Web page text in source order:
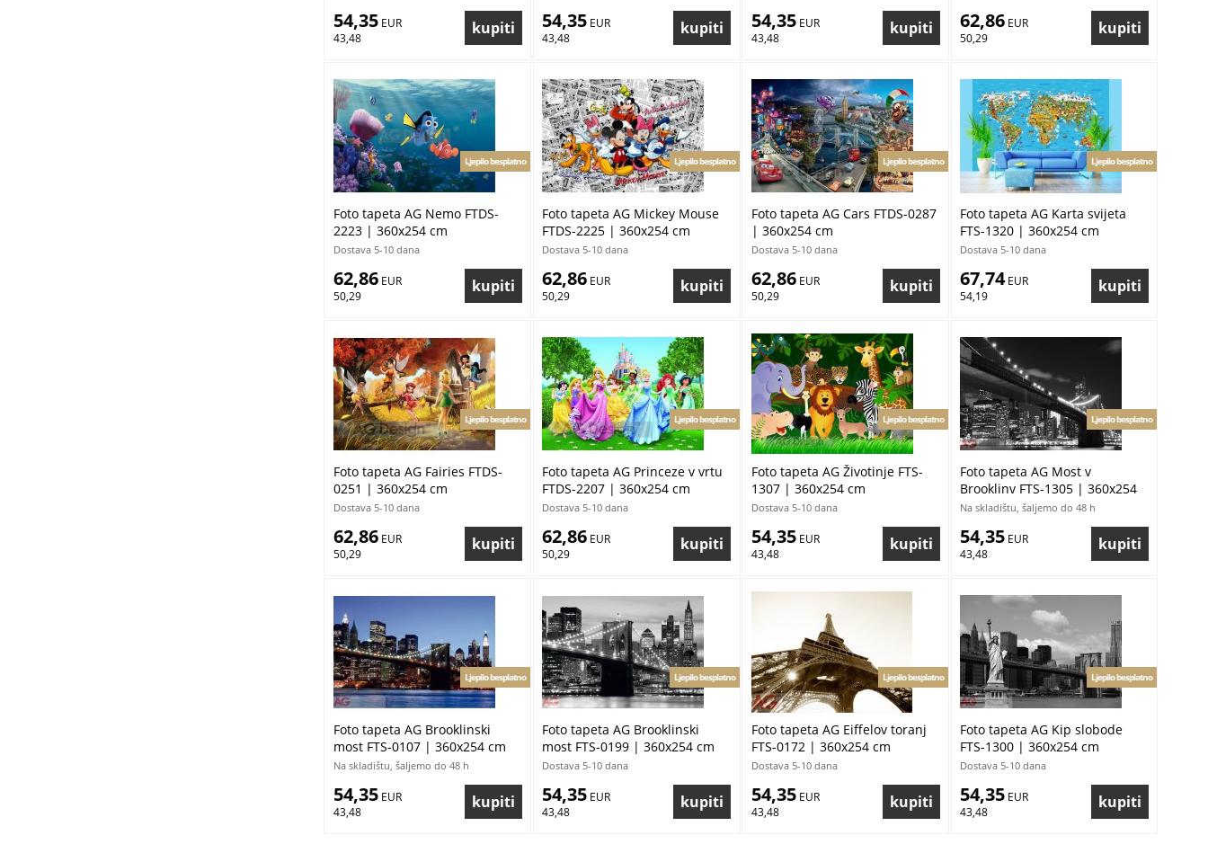
54,35 EUR
43,48
54,35 EUR
43,48
54,35 EUR
43,48
62,86 EUR
50,29
Foto tapeta AG Nemo FTDS-
2223 | 360x254 cm
Ljepilo besplatno
Dostava 5-10 dana
62,86 EUR
50,29
Foto tapeta AG Mickey Mouse
FTDS-2225 | 360x254 cm
Ljepilo besplatno
Dostava 5-10 dana
62,86 EUR
50,29
Foto tapeta AG Cars FTDS-0287
| 360x254 cm
Ljepilo besplatno
Dostava 5-10 dana
62,86 EUR
50,29
Foto tapeta AG Karta svijeta
FTS-1320 | 360x254 cm
Ljepilo besplatno
Dostava 5-10 dana
67,74 EUR
54,19
Foto tapeta AG Fairies FTDS-
0251 | 360x254 cm
Ljepilo besplatno
Dostava 5-10 dana
62,86 EUR
50,29
Foto tapeta AG Princeze v vrtu
FTDS-2207 | 360x254 cm
Ljepilo besplatno
Dostava 5-10 dana
62,86 EUR
50,29
Foto tapeta AG Životinje FTS-
1307 | 360x254 cm
Ljepilo besplatno
Dostava 5-10 dana
54,35 EUR
43,48
Foto tapeta AG Most v
Brooklinv FTS-1305 | 360x254
cm
Ljepilo besplatno
Na skladištu, šaljemo do 48 h
54,35 EUR
43,48
Foto tapeta AG Brooklinski
most FTS-0107 | 360x254 cm
Ljepilo besplatno
Na skladištu, šaljemo do 48 h
54,35 EUR
43,48
Foto tapeta AG Brooklinski
most FTS-0199 | 360x254 cm
Ljepilo besplatno
Dostava 5-10 dana
54,35 EUR
43,48
Foto tapeta AG Eiffelov toranj
FTS-0172 | 360x254 cm
Ljepilo besplatno
Dostava 5-10 dana
54,35 EUR
43,48
Foto tapeta AG Kip slobode
FTS-1300 | 360x254 cm
Ljepilo besplatno
Dostava 5-10 dana
54,35 EUR
43,48